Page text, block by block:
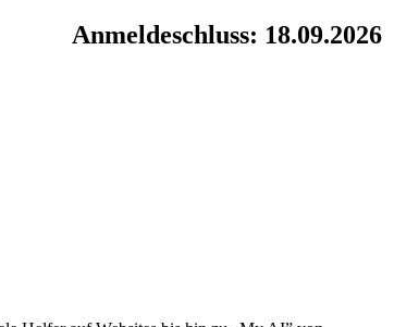
Anmeldeschluss: 18.09.2026